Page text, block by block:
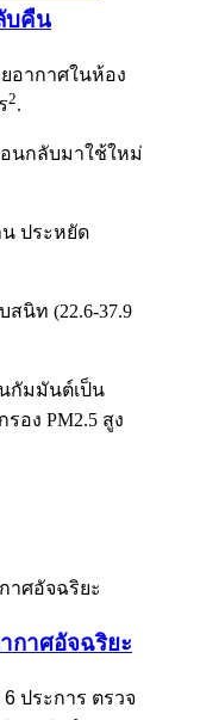
บคืน
อากาศในห้อง
2.
นกลับมาใช้ใหม่
น ประหยัด
นิท (22.6-37.9
กัมมันต์เป็น
อง PM2.5 สูง
กาศอัจฉริยะ
ประการ ตรวจ